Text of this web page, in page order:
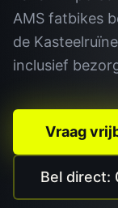
AMS fatbikes
de
inclusief
Vraag
Bel direct: